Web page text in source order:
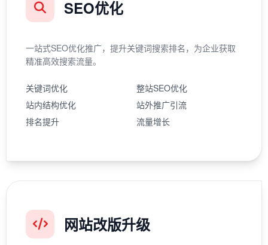
SEO优化
一站式SEO优化推广，提升关键词搜索排名，为企业获取
精准高效搜索流量。
关键词优化
整站SEO优化
站内结构优化
站外推广引流
排名提升
流量增长
网站改版升级